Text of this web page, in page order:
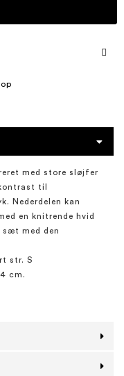
med store sløjfer
til
Nederdelen kan
en knitrende hvid
med den
str. S
cm.